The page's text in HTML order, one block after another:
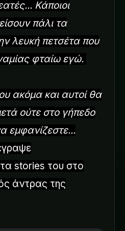
Κάποιοι
πάλι τα
λευκή πετσέτα που
φταίω εγώ.
ακόμα και αυτοί θα
ούτε στο γήπεδο
εμφανίζεστε...
stories του στο
άντρας της